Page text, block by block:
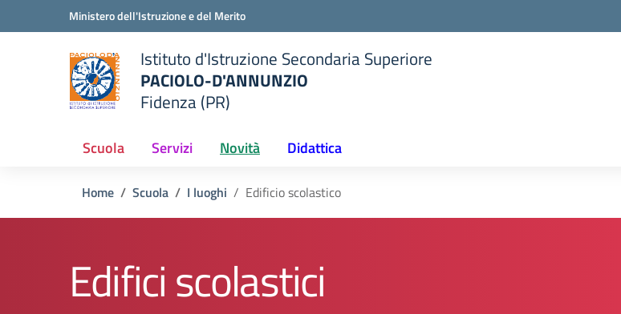
Vai ai contenuti
Vai al menu di navigazioneMinistero dell'Istruzione e del Merito
scuola
Istituto d'Istruzione Secondaria Superiore
PACIOLO-D'ANNUNZIO
Fidenza (PR)
Scuola Servizi Novità Didattica
Home Scuola I luoghi Edificio scolastico
Edifici scolastici